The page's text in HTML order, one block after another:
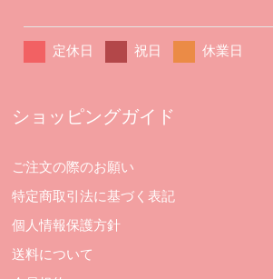
定休日 祝日 休業日
ショッピングガイド
ご注文の際のお願い
特定商取引法に基づく表記
個人情報保護方針
送料について